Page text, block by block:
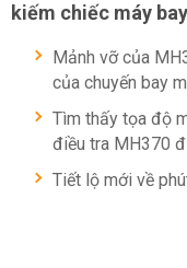
kiếm chiếc máy
Mảnh vỡ của
của chuyến bay
Tìm thấy tọa độ
điều tra MH370
Tiết lộ mới về